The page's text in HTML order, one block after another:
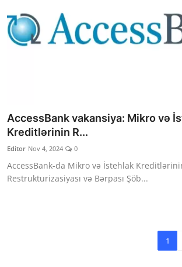
AccessBank vakansiya: Mikro və
Kreditlərinin R...
Editor Nov 4, 2024 0
AccessBank-da Mikro və İstehlak
Restrukturizasiyası və Bərpası Şöb...
1